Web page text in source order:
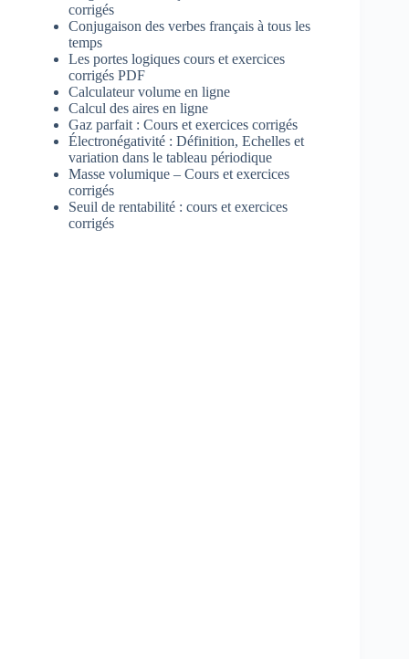
corrigés
Conjugaison des verbes français à tous les
temps
Les portes logiques cours et exercices
corrigés PDF
Calculateur volume en ligne
Calcul des aires en ligne
Gaz parfait : Cours et exercices corrigés
Électronégativité : Définition, Echelles et
variation dans le tableau périodique
Masse volumique – Cours et exercices
corrigés
Seuil de rentabilité : cours et exercices
corrigés